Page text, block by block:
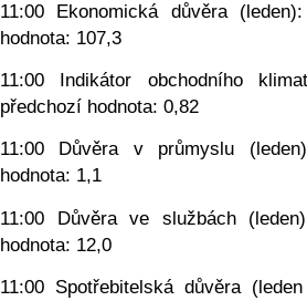
11:00 Ekonomická důvěra
hodnota: 107,3
11:00 Indikátor obchodního
předchozí hodnota: 0,82
11:00 Důvěra v průmyslu
hodnota: 1,1
11:00 Důvěra ve službách
hodnota: 12,0
11:00 Spotřebitelská důvěra